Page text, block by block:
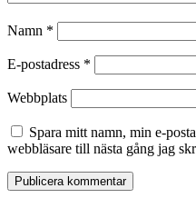
Namn *
E-postadress *
Webbplats
Spara mitt namn, min e-
webbläsare till nästa gång jag